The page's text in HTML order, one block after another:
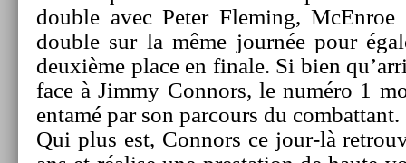
doub­le avec Peter Flem­ing, McEn­roe
doub­le sur la même journée pour
deuxième place en fin­ale. Si bien
face à Jimmy Con­nors, le numéro 1
entamé par son par­cours du com­bat­tant.
Qui plus est, Con­nors ce jour-là